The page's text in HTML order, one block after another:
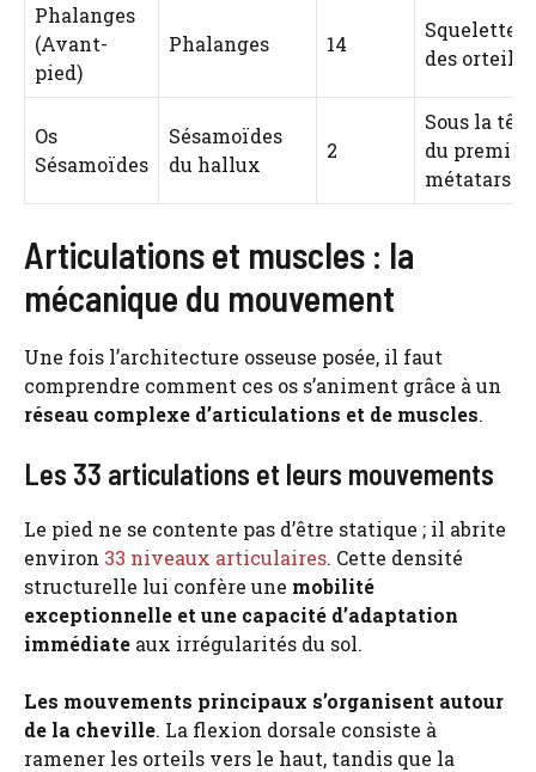
Phalanges
(Avant-
pied)
Phalanges 14
Squelette
des orteils
Os
Sésamoïdes
Sésamoïdes
du hallux
2
Sous la tête
du premier
Articulations et muscles : la
mécanique du mouvement
Une fois l’architecture osseuse posée, il faut
comprendre comment ces os s’animent grâce à un
réseau complexe d’articulations et de muscles.
Les 33 articulations et leurs mouvements
Le pied ne se contente pas d’être statique ; il abrite
environ 33 niveaux articulaires. Cette densité
structurelle lui confère une mobilité
exceptionnelle et une capacité d’adaptation
immédiate aux irrégularités du sol.
Les mouvements principaux s’organisent autour
de la cheville. La flexion dorsale consiste à
ramener les orteils vers le haut, tandis que la